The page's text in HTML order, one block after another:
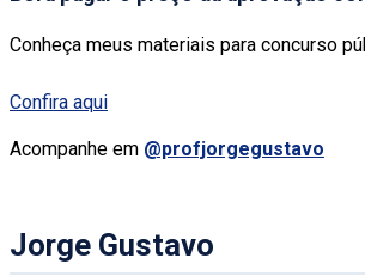
Conheça meus materiais para concurso
Confira aqui
Acompanhe em @profjorgegustavo
Jorge Gustavo